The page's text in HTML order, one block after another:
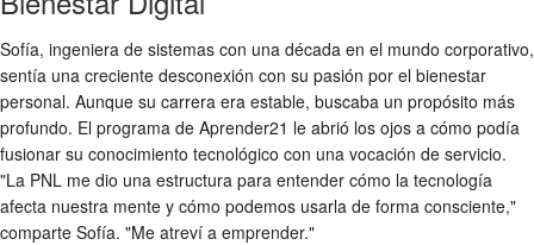
Sofía, ingeniera de sistemas con una década en el mundo corporativo,
sentía una creciente desconexión con su pasión por el bienestar
personal. Aunque su carrera era estable, buscaba un propósito más
profundo. El programa de Aprender21 le abrió los ojos a cómo podía
fusionar su conocimiento tecnológico con una vocación de servicio.
"La PNL me dio una estructura para entender cómo la tecnología
afecta nuestra mente y cómo podemos usarla de forma consciente,"
comparte Sofía. "Me atreví a emprender."